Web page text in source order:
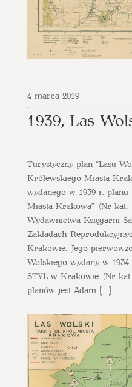
4 marca 2019
1939, Las
Turystyczny plan “Lasu
Królewskiego Miasta
wydanego w 1939 r. planu
Miasta Krakowa” (Nr kat.
Wydawnictwa Księgarni
Zakładach
Krakowie. Jego
Wolskiego wydany w
STYL w Krakowie (Nr
planów jest Adam […]